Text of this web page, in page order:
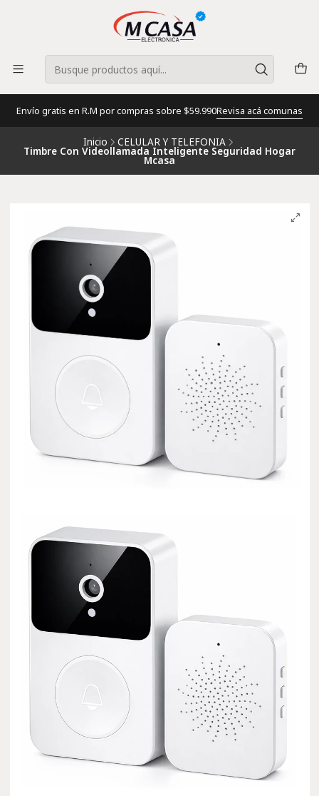
Envío gratis en R.M por compras sobre $59.990Revisa acá comunas
Inicio CELULAR Y TELEFONIA
Timbre Con Videollamada Inteligente Seguridad Hogar
Mcasa